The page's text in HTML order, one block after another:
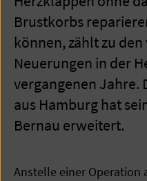
Brustkorbs
können, zählt zu
Neuerungen in der
vergangenen Jahre.
aus Hamburg hat
Bernau erweitert.
Anstelle einer Operation